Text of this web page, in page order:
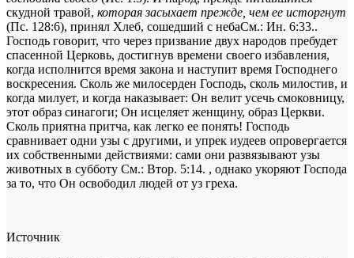
скудной травой, которая засыхает прежде, чем ее исторгнут
(Пс. 128:6), принял Хлеб, сошедший с небаСм.: Ин. 6:33..
Господь говорит, что через призвание двух народов пребудет
спасенной Церковь, достигнув времени своего избавления,
когда исполнится время закона и наступит время Господнего
воскресения. Сколь же милосерден Господь, сколь милостив, и
когда милует, и когда наказывает: Он велит усечь смоковницу,
этот образ синагоги; Он исцеляет женщину, образ Церкви.
Сколь приятна притча, как легко ее понять! Господь
сравнивает одни узы с другими, и упрек иудеев опровергается
их собственными действиями: сами они развязывают узы
животных в субботу См.: Втор. 5:14. , однако укоряют Господа
за то, что Он освободил людей от уз греха.
Источник